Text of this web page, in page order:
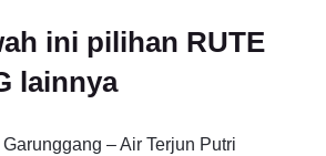
ini pilihan RUTE
lainnya
– Air Terjun Putri